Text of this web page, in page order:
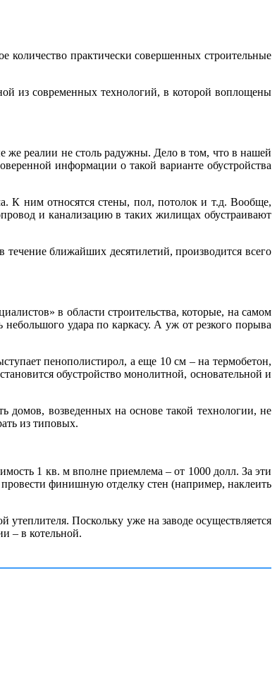
количество практически совершенных строительные
из современных технологий, в которой воплощены
же реалии не столь радужны. Дело в том, что в нашей
информации о такой варианте обустройства
К ним относятся стены, пол, потолок и т.д. Вообще,
и канализацию в таких жилищах обустраивают
течение ближайших десятилетий, производится всего
в области строительства, которые, на самом
удара по каркасу. А уж от резкого порыва
пенополистирол, а еще 10 см – на термобетон,
обустройство монолитной, основательной и
домов, возведенных на основе такой технологии, не
из типовых.
1 кв. м вполне приемлема – от 1000 долл. За эти
финишную отделку стен (например, наклеить
Поскольку уже на заводе осуществляется
– в котельной.